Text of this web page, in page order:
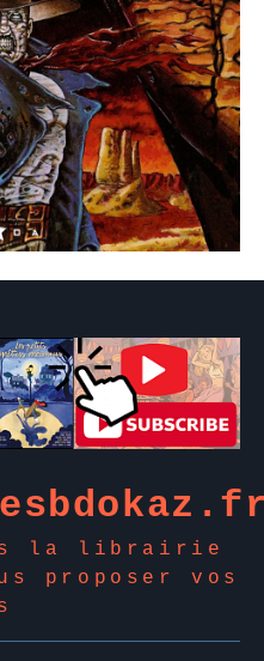
la librairie
proposer vos